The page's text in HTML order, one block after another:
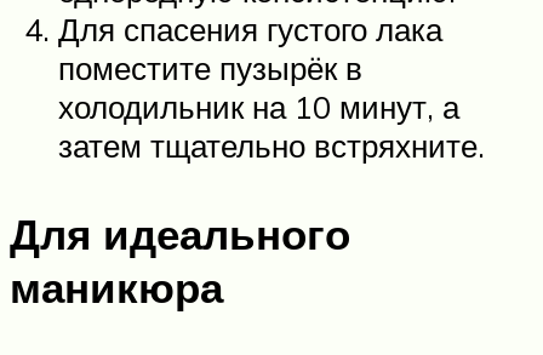
Для спасения густого лака
поместите пузырёк в
холодильник на 10 минут, а
затем тщательно встряхните.
Для идеального
маникюра